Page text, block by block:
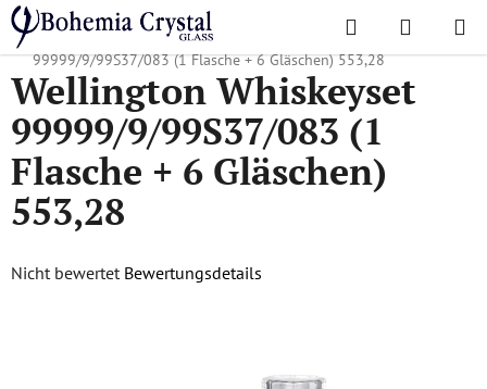
Zum
Inhalt
springen
Suchen
Startseite
/ Lieblingskollektionen /
Wellington Whiskeyset
99999/9/99S37/083 (1 Flasche + 6 Gläschen) 553,28
Wellington Whiskeyset
99999/9/99S37/083 (1
Flasche + 6 Gläschen)
553,28
Die
Nicht bewertet Bewertungsdetails